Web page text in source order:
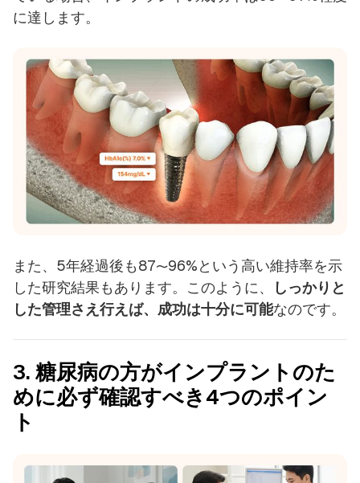
に達します。
また、5年経過後も87〜96%という高い維持率を示
した研究結果もあります。このように、
しっかりと
した管理さえ行えば、成功は十分に可能なのです。
3. 糖尿病の方がインプラントのた
めに必ず確認すべき4つのポイン
ト